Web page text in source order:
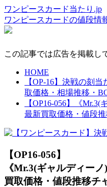
ワンピースカード当たり.jp
ワンピースカードの値段情
この記事では広告を掲載し
HOME
【OP-16】決戦の刻
取価格・相場推移・
【OP16-056】《
最新買取価格・値段
【OP16-056】
《Mr.3(ギャルディー
買取価格・値段推移チ